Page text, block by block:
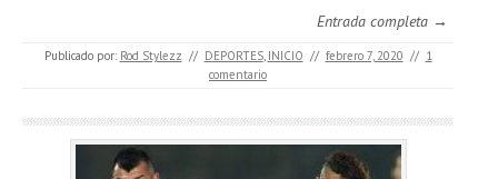
Entrada completa →
Publicado por: Rod Stylezz // DEPORTES, INICIO // febrero 7, 2020 // 1
comentario